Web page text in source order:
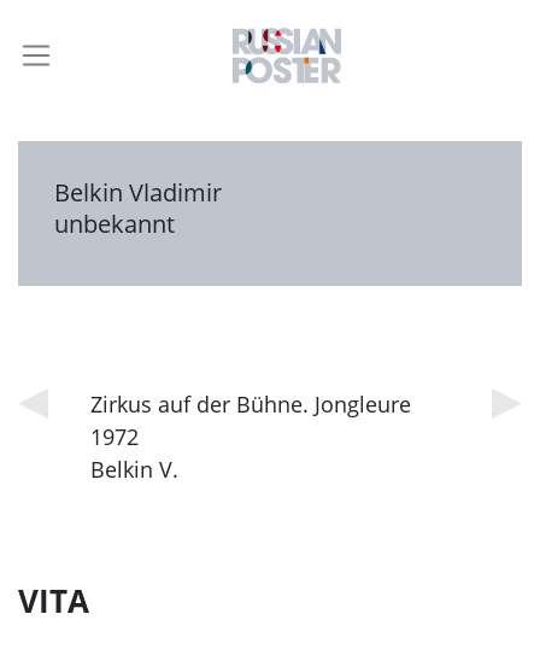
Belkin Vladimir
unbekannt
Zirkus auf der Bühne. Jongleure
1972
Belkin V.
VITA